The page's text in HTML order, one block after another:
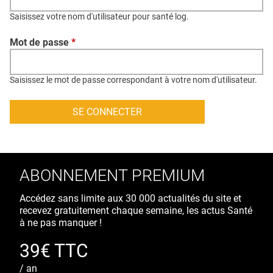
CONTACT
CRÉDITS
Saisissez votre nom d'utilisateur pour santé log.
Mot de passe *
Saisissez le mot de passe correspondant à votre nom d'utilisateur.
ABONNEMENT PREMIUM
Accédez sans limite aux 30 000 actualités du site et
recevez gratuitement chaque semaine, les actus Santé
à ne pas manquer !
39€ TTC
/ an